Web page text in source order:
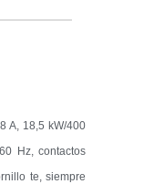
A, 18,5 kW/400
Hz, contactos
te, siempre